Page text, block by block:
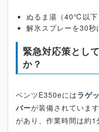
ぬるま湯（40℃以下
解氷スプレーを30秒
緊急対応策とし
か？
ベンツE350eにはラゲ
バーが装備されていま
があり、作業時間は約1